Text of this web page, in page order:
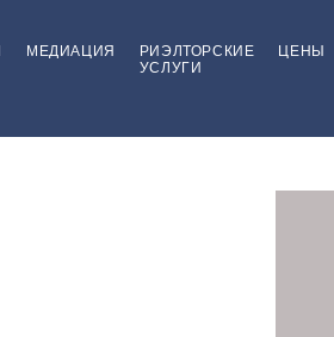
МЕДИАЦИЯ
РИЭЛТОРСКИЕ
УСЛУГИ
ЦЕНЫ